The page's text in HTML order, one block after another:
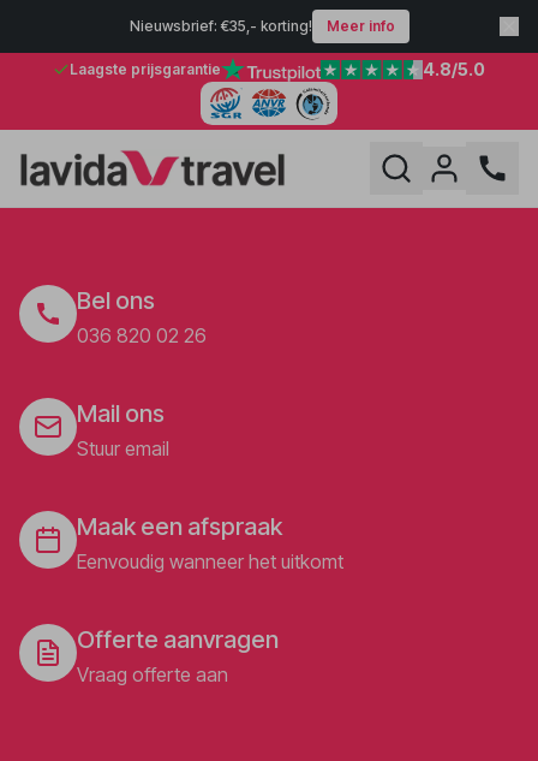
Nieuwsbrief: €35,- korting! Meer info
Laagste prijsgarantie 4.8/5.0
Bel ons
036 820 02 26
Mail ons
Stuur email
Maak een afspraak
Eenvoudig wanneer het uitkomt
Offerte aanvragen
Vraag offerte aan